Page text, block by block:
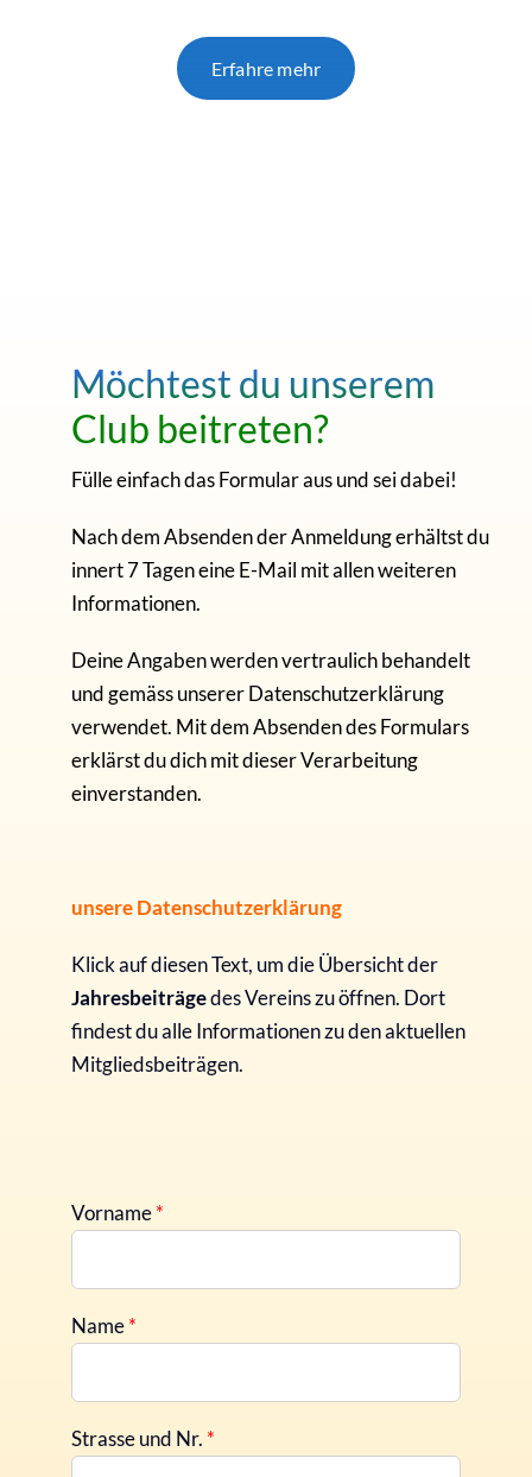
Erfahre mehr
Möchtest du unserem
Club beitreten?
Fülle einfach das Formular aus und sei dabei!
Nach dem Absenden der Anmeldung erhältst du
innert 7 Tagen eine E-Mail mit allen weiteren
Informationen.
Deine Angaben werden vertraulich behandelt
und gemäss unserer Datenschutzerklärung
verwendet. Mit dem Absenden des Formulars
erklärst du dich mit dieser Verarbeitung
einverstanden.
unsere Datenschutzerklärung
Klick auf diesen Text, um die Übersicht der
Jahresbeiträgedes Vereins zu öffnen. Dort
findest du alle Informationen zu den aktuellen
Mitgliedsbeiträgen.
Vorname*
Name*
Strasse und Nr. *